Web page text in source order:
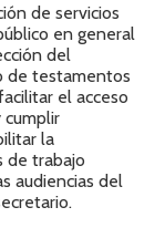
de servicios
en general
del
de testamentos
el acceso
cumplir
la
de trabajo
audiencias del